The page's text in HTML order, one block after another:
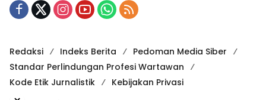
Redaksi Indeks Berita
Pedoman Media Siber
Standar Perlindungan Profesi Wartawan
Kode Etik Jurnalistik
Kebijakan Privasi